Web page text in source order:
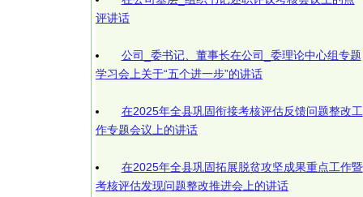
评讲话
公司_委书记、董事长在公司_委理论中心组专题
学习会上关于“五个进一步”的讲话
在2025年全县巩固衔接考核评估反馈问题整改工
作专题会议上的讲话
在2025年全县巩固拓展脱贫攻坚成果重点工作暨
考核评估发现问题整改推进会上的讲话